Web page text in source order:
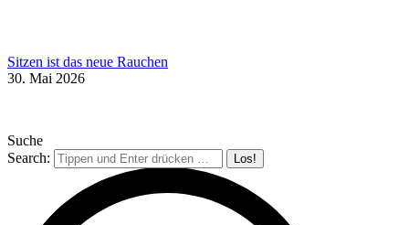
Sitzen ist das neue Rauchen
30. Mai 2026
Suche
Search: